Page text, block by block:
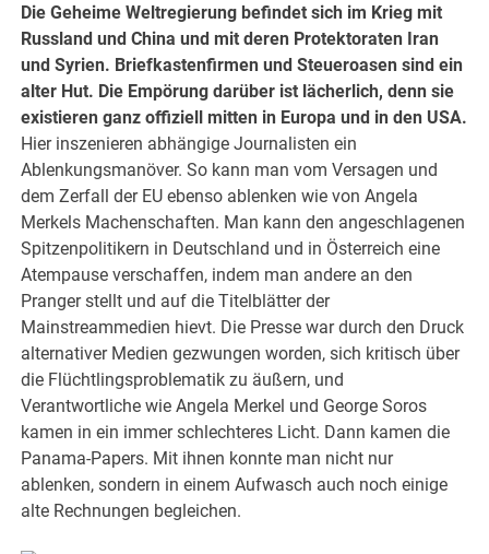
Die Geheime Weltregierung befindet sich im Krieg mit
Russland und China und mit deren Protektoraten Iran
und Syrien. Briefkastenfirmen und Steueroasen sind ein
alter Hut. Die Empörung darüber ist lächerlich, denn sie
existieren ganz offiziell mitten in Europa und in den USA.
Hier inszenieren abhängige Journalisten ein
Ablenkungsmanöver. So kann man vom Versagen und
dem Zerfall der EU ebenso ablenken wie von Angela
Merkels Machenschaften. Man kann den angeschlagenen
Spitzenpolitikern in Deutschland und in Österreich eine
Atempause verschaffen, indem man andere an den
Pranger stellt und auf die Titelblätter der
Mainstreammedien hievt. Die Presse war durch den Druck
alternativer Medien gezwungen worden, sich kritisch über
die Flüchtlingsproblematik zu äußern, und
Verantwortliche wie Angela Merkel und George Soros
kamen in ein immer schlechteres Licht. Dann kamen die
Panama-Papers. Mit ihnen konnte man nicht nur
ablenken, sondern in einem Aufwasch auch noch einige
alte Rechnungen begleichen.